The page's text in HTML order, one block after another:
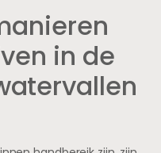
in de